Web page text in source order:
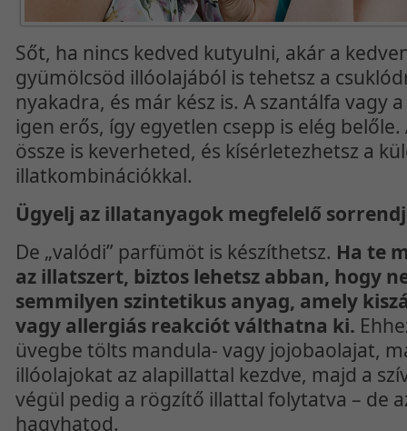
Sőt, ha nincs kedved kutyulni, akár a
gyümölcsöd illóolajából is tehetsz a
nyakadra, és már kész is. A szantálfa vagy
igen erős, így egyetlen csepp is elég
össze is keverheted, és kísérletezhetsz a
illatkombinációkkal.
Ügyelj az illatanyagok megfelelő
De „valódi” parfümöt is készíthetsz. Ha te
az illatszert, biztos lehetsz abban, hogy
semmilyen szintetikus anyag, amely
vagy allergiás reakciót válthatna ki.
üvegbe tölts mandula- vagy jojobaolajat,
illóolajokat az alapillattal kezdve, majd a
végül pedig a rögzítő illattal folytatva – de
hagyhatod.